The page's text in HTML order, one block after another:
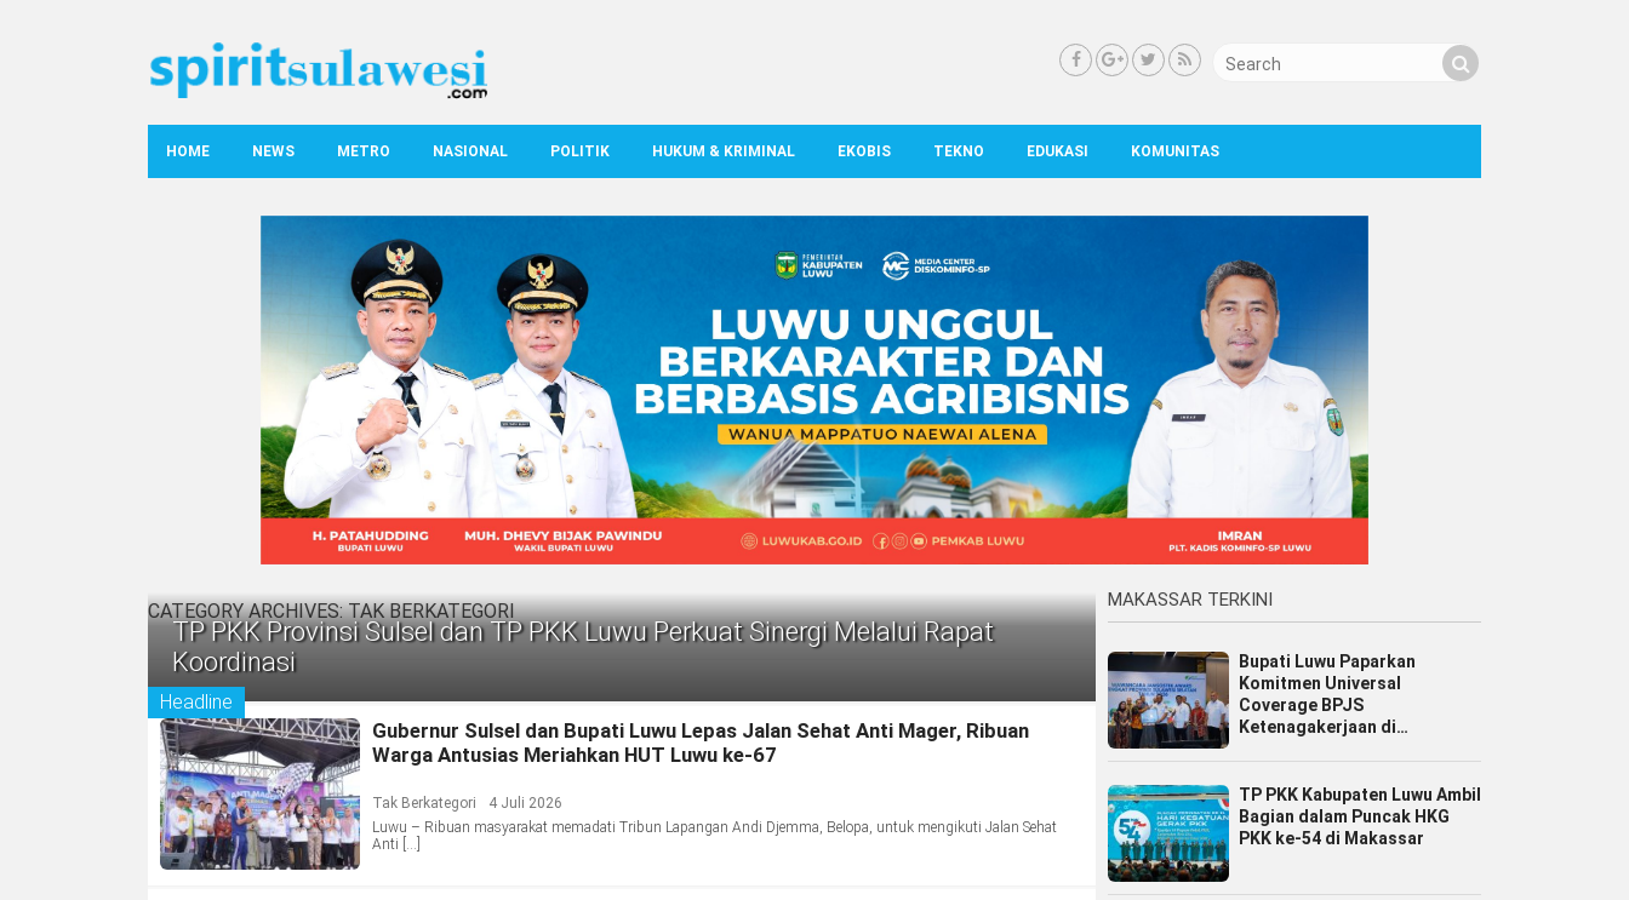
HOME NEWS METRO NASIONAL POLITIK HUKUM & KRIMINAL EKOBIS TEKNO EDUKASI KOMUNITAS
CATEGORY ARCHIVES:TAK BERKATEGORI
Headline
TP PKK Provinsi Sulsel dan TP PKK Luwu Perkuat Sinergi Melalui Rapat
Koordinasi
Gubernur Sulsel dan Bupati Luwu Lepas Jalan Sehat Anti Mager, Ribuan
Warga Antusias Meriahkan HUT Luwu ke-67
Tak Berkategori
4 Juli 2026
Luwu – Ribuan masyarakat memadati Tribun Lapangan Andi Djemma, Belopa, untuk mengikuti Jalan Sehat
Anti […]
MAKASSAR TERKINI
Bupati Luwu Paparkan
Komitmen Universal
Coverage BPJS
Ketenagakerjaan di
TP PKK Kabupaten Luwu Ambil
Bagian dalam Puncak HKG
PKK ke-54 di Makassar